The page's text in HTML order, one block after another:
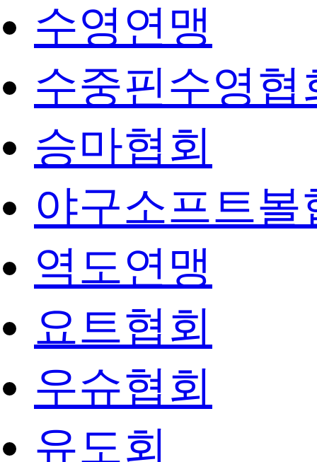
수영연맹
수중핀수영협
승마협회
야구소프트볼
역도연맹
요트협회
우슈협회
유도회